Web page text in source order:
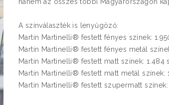
A színválaszték is lenyűgöző:
Martin Martinelli® festett fényes színek:
Martin Martinelli® festett fényes metál
Martin Martinelli® festett matt színek: 1.484
Martin Martinelli® festett matt metál színek:
Martin Martinelli® festett szupermatt színek: